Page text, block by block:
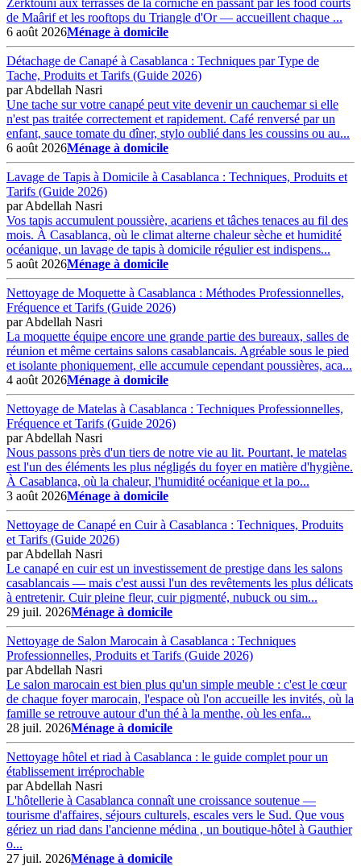
de Maârif et les rooftops du Triangle d'Or — accueillent chaque ...
6 août 2026Ménage à domicile
Détachage de Canapé à Casablanca : Techniques par Type de
Tache, Produits et Tarifs (Guide 2026)
parAbdellah Nasri
Une tache sur votre canapé peut vite devenir un cauchemar si elle
n'est pas traitée correctement et rapidement. Café renversé par un
enfant, sauce tomate du dîner, stylo oublié dans les coussins ou au...
6 août 2026Ménage à domicile
Lavage de Tapis à Domicile à Casablanca : Techniques, Produits et
Tarifs (Guide 2026)
parAbdellah Nasri
Vos tapis accumulent poussière, acariens et tâches tenaces au fil des
mois. À Casablanca, où le climat alterne chaleur sèche et humidité
océanique, un lavage de tapis à domicile régulier est indispens...
5 août 2026Ménage à domicile
Nettoyage de Moquette à Casablanca : Méthodes Professionnelles,
Fréquence et Tarifs (Guide 2026)
parAbdellah Nasri
La moquette équipe encore une grande partie des bureaux, salles de
réunion et même certains salons casablancais. Agréable sous le pied
et isolante phoniquement, elle accumule cependant poussières, aca...
4 août 2026Ménage à domicile
Nettoyage de Matelas à Casablanca : Techniques Professionnelles,
Fréquence et Tarifs (Guide 2026)
parAbdellah Nasri
Nous passons près d'un tiers de notre vie au lit. Pourtant, le matelas
est l'un des éléments les plus négligés du foyer en matière d'hygiène.
À Casablanca, où la chaleur, l'humidité océanique et la po...
3 août 2026Ménage à domicile
Nettoyage de Canapé en Cuir à Casablanca : Techniques, Produits
et Tarifs (Guide 2026)
parAbdellah Nasri
Le canapé en cuir est un investissement de prestige dans les salons
casablancais — mais c'est aussi l'un des revêtements les plus délicats
à entretenir. Cuir pleine fleur, cuir pigmenté, nubuck ou sim...
29 juil. 2026Ménage à domicile
Nettoyage de Salon Marocain à Casablanca : Techniques
Professionnelles, Produits et Tarifs (Guide 2026)
parAbdellah Nasri
Le salon marocain est bien plus qu'un simple meuble : c'est le cœur
de chaque foyer marocain, l'espace où l'on accueille les invités, où la
famille se retrouve autour d'un thé à la menthe, où les enfa...
28 juil. 2026Ménage à domicile
Nettoyage hôtel et riad à Casablanca : le guide complet pour un
établissement irréprochable
parAbdellah Nasri
L'hôtellerie à Casablanca connaît une croissance soutenue —
tourisme d'affaires, séjours culturels, escales vers le Sud. Que vous
gériez un riad dans l'ancienne médina , un boutique-hôtel à Gauthier
o...
27 juil. 2026Ménage à domicile